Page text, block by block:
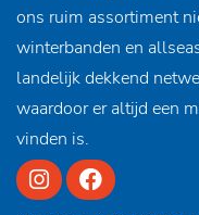
ons ruim assortiment
winterbanden en
landelijk dekkend
waardoor er altijd een
vinden is.